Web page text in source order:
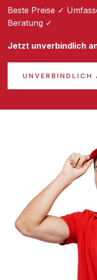
Beste Preise ✓
Beratung ✓
Jetzt unverbindlich
UNVERBINDLICH